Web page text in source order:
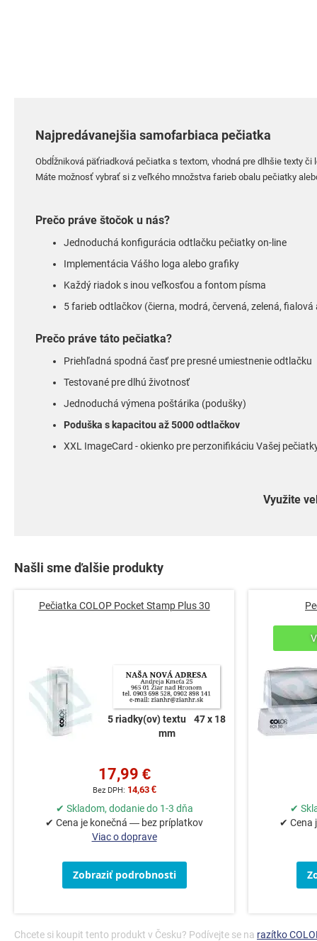
Najpredávanejšia samofarbiaca pečiatka
Obdĺžniková päťriadková pečiatka s textom, vhodná pre dlhšie texty či
Máte možnosť vybrať si z veľkého množstva farieb obalu pečiatky
Prečo práve štočok u nás?
Jednoduchá konfigurácia odtlačku pečiatky on-line
Implementácia Vášho loga alebo grafiky
Každý riadok s inou veľkosťou a fontom písma
5 farieb odtlačkov (čierna, modrá, červená, zelená,
Prečo práve táto pečiatka?
Priehľadná spodná časť pre presné umiestnenie odtlačku
Testované pre dlhú životnosť
Jednoduchá výmena poštárika (podušky)
Poduška s kapacitou až 5000 odtlačkov
XXL ImageCard - okienko pre perzonifikáciu Vašej
Využite
Našli sme ďalšie produkty
Pečiatka COLOP Pocket Stamp Plus 30
5 riadky(ov) textu
47 x 18
mm
17,99 €
14,63 €
✔ Skladom, dodanie do 1-3 dňa
✔ Cena je konečná — bez príplatkov
Viac o doprave
Zobraziť podrobnosti
✔
✔ Cena
Chcete si koupit tento produkt v Česku? Podívejte se na razítko